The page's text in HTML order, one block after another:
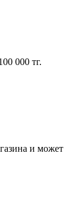
000 тг.
и может